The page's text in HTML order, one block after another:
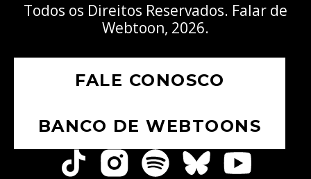
Todos os Direitos Reservados. Falar de
Webtoon, 2026.
FALE CONOSCO
BANCO DE WEBTOONS